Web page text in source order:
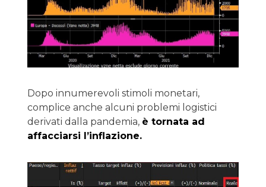
Dopo innumerevoli stimoli monetari,
complice anche alcuni problemi logistici
derivati dalla pandemia, è tornata ad
affacciarsi l’inflazione.